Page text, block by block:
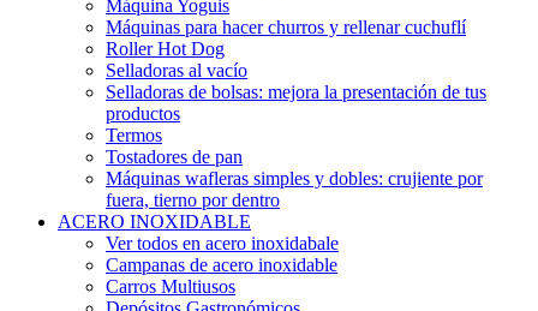
Máquina Yoguis
Máquinas para hacer churros y rellenar cuchuflí
Roller Hot Dog
Selladoras al vacío
Selladoras de bolsas: mejora la presentación de tus
productos
Termos
Tostadores de pan
Máquinas wafleras simples y dobles: crujiente por
fuera, tierno por dentro
ACERO INOXIDABLE
Ver todos en acero inoxidabale
Campanas de acero inoxidable
Carros Multiusos